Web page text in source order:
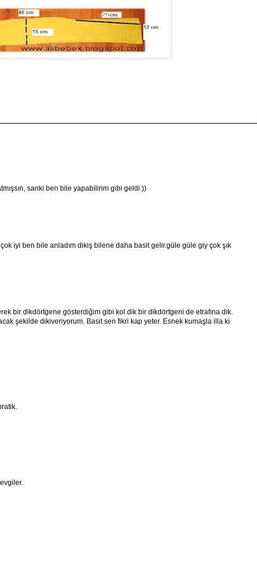
sanki ben bile yapabilirim gibi geldi:))
iyi ben bile anladım dikiş bilene daha basit gelir.güle güle giy çok şık
bir dikdörtgene gösterdiğim gibi kol dik bir dikdörtgeni de etrafına dik.
şekilde dikiveriyorum. Basit sen fikri kap yeter. Esnek kumaşla illa ki